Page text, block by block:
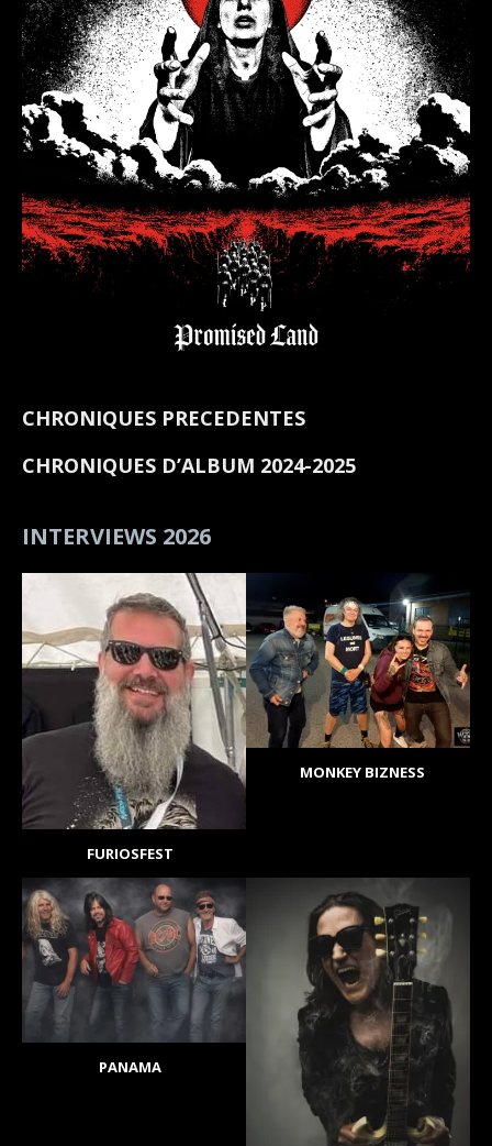
CHRONIQUES PRECEDENTES
CHRONIQUES D’ALBUM 2024-2025
INTERVIEWS 2026
FURIOSFEST
MONKEY BIZNESS
PANAMA